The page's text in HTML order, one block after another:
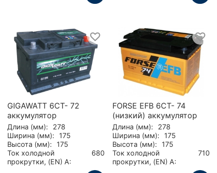
GIGAWATT 6CT- 72
аккумулятор
Длина (мм):
278
Ширина (мм):
175
Высота (мм):
175
Ток холодной
прокрутки, (EN) А:
680
FORSE EFB 6СТ- 74
(низкий) аккумулятор
Длина (мм):
278
Ширина (мм):
175
Высота (мм):
175
Ток холодной
прокрутки, (EN) А:
710